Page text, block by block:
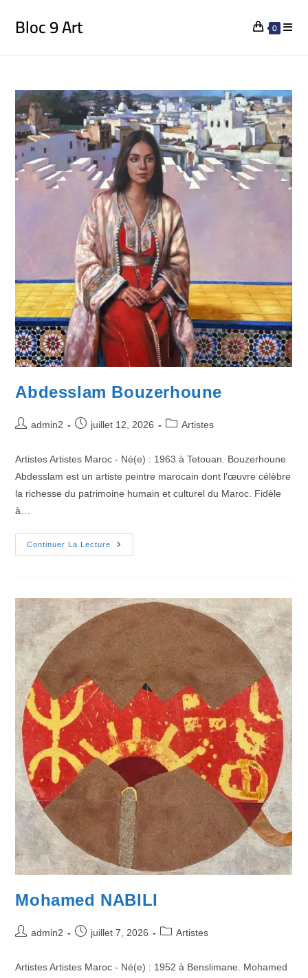
Bloc 9 Art 0
Abdesslam Bouzerhoune
admin2 juillet 12, 2026 Artistes
Artistes Artistes Maroc - Né(e) : 1963 à Tetouan. Bouzerhoune
Abdesslam est un artiste peintre marocain dont l'œuvre célèbre
la richesse du patrimoine humain et culturel du Maroc. Fidèle
à…
Continuer La Lecture
Mohamed NABILI
admin2 juillet 7, 2026 Artistes
Artistes Artistes Maroc - Né(e) : 1952 à Benslimane. Mohamed